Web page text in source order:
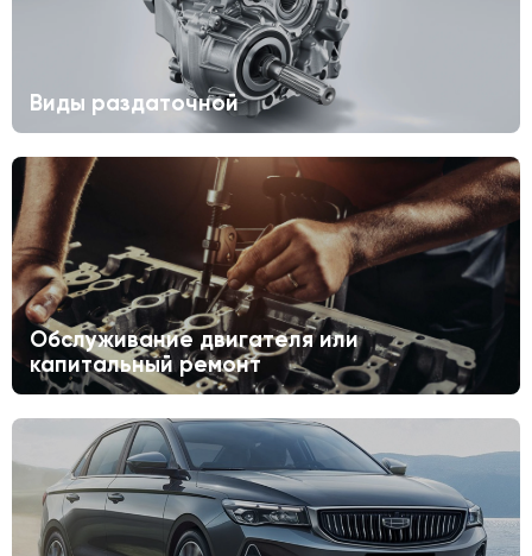
Виды раздаточной
Обслуживание двигателя или
капитальный ремонт